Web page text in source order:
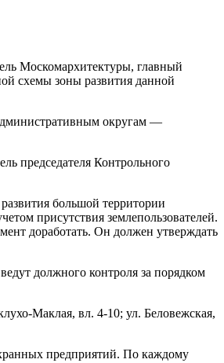
Москомархитектуры, главный
схемы зоны развития данной
округам —
председателя Контрольного
большой территории
присутствия землепользователей.
доработать. Он должен утверждать
должного контроля за порядком
Маклая, вл. 4-10; ул. Беловежская,
предприятий. По каждому